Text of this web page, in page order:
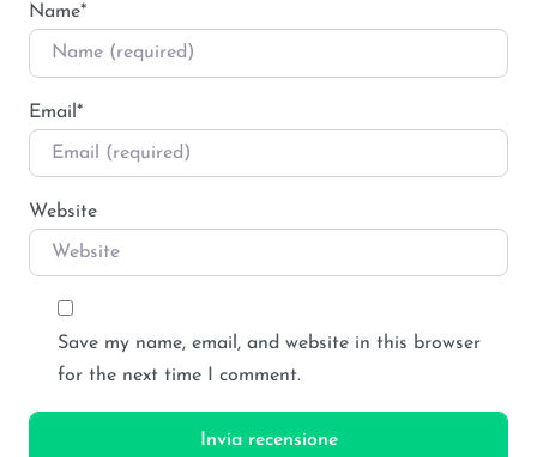
Name*
Email *
Website
Save my name, email, and website in this browser
for the next time I comment.